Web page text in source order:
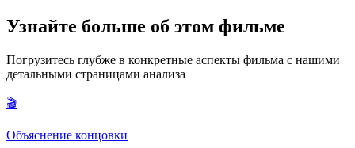
Узнайте больше об этом фильме
Погрузитесь глубже в конкретные аспекты фильма с нашими
детальными страницами анализа
🎬
Объяснение концовки